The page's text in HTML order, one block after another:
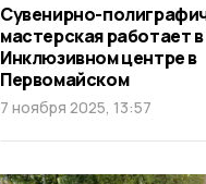
Сувенирно-
мастерская работает в
Инклюзивном центре в
Первомайском
7 ноября 2025, 13:57